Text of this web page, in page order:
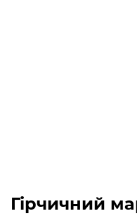
Гірчичний